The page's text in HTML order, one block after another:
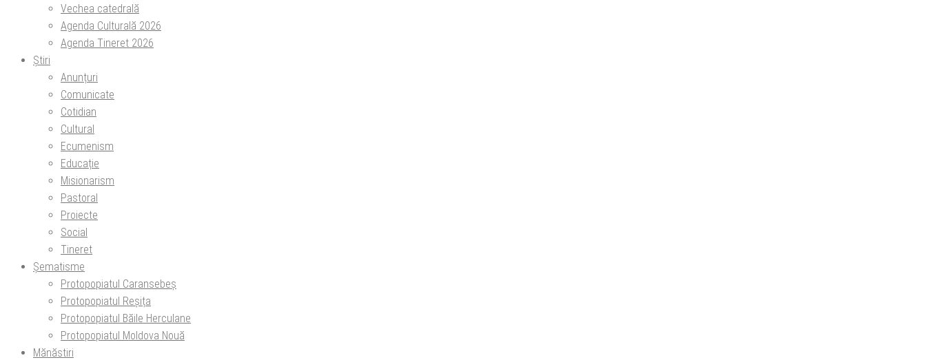
Vechea catedrală
Agenda Culturală 2026
Agenda Tineret 2026
Știri
Anunțuri
Comunicate
Cotidian
Cultural
Ecumenism
Educație
Misionarism
Pastoral
Proiecte
Social
Tineret
Șematisme
Protopopiatul Caransebeș
Protopopiatul Reșița
Protopopiatul Băile Herculane
Protopopiatul Moldova Nouă
Mănăstiri